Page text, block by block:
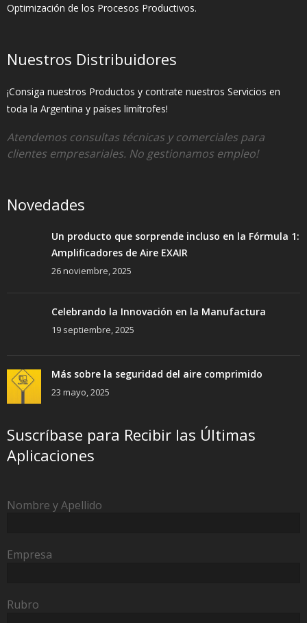
Optimización de los Procesos Productivos.
Nuestros Distribuidores
¡Consiga nuestros Productos y contrate nuestros Servicios en
toda la Argentina y países limítrofes!
Atendemos consultas técnicas y comerciales para
clientes empresariales. No gestionamos empleo!
Novedades
Un producto que sorprende incluso en la Fórmula 1:
Amplificadores de Aire EXAIR
26 noviembre, 2025
Celebrando la Innovación en la Manufactura
19 septiembre, 2025
Más sobre la seguridad del aire comprimido
23 mayo, 2025
Suscríbase para Recibir las Últimas
Aplicaciones
Nombre y Apellido
Empresa
Rubro